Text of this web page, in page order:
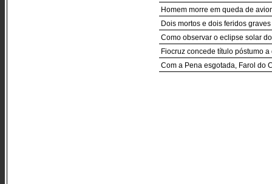
Homem morre em queda de
Dois mortos e dois feridos
Como observar o eclipse solar
Fiocruz concede título póstumo
Com a Pena esgotada, Farol do